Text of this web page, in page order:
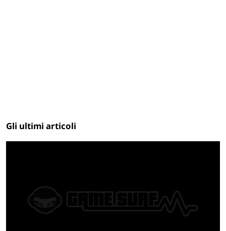
Gli ultimi articoli